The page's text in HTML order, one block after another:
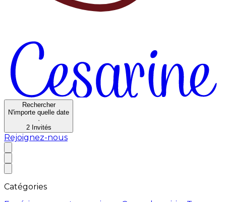
Rechercher
N'importe quelle date
·
2 Invités
Rejoignez-nous
Catégories